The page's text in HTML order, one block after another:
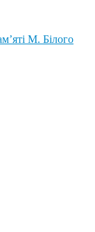
М. Білого